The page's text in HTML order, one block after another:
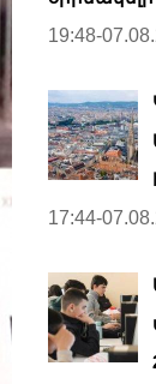
19:48-
17:44-